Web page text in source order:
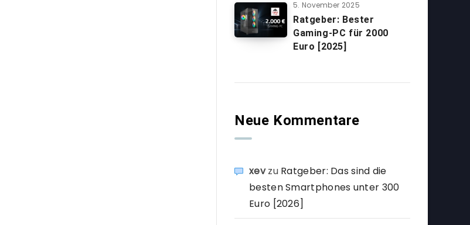
5. November 2025
Ratgeber: Bester
Gaming-PC für 2000
Euro [2025]
Neue Kommentare
xevzu Ratgeber: Das sind die
besten Smartphones unter 300
Euro [2026]